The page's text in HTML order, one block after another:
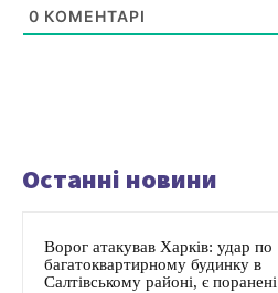
0 КОМЕНТАРІ
Останні новини
Ворог атакував Харків: удар по
багатоквартирному будинку в
Салтівському районі, є поранені